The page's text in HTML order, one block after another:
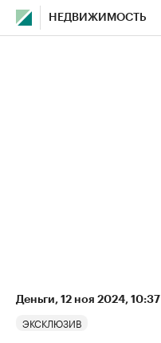
НЕДВИЖИМОСТЬ
Деньги⁠, 12 ноя 2024, 10:37
ЭКСКЛЮЗИВ